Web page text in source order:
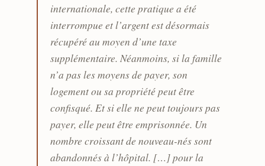
internationale, cette pratique a été
interrompue et l’argent est désormais
récupéré au moyen d’une taxe
supplémentaire. Néanmoins, si la famille
n’a pas les moyens de payer, son
logement ou sa propriété peut être
confisqué. Et si elle ne peut toujours pas
payer, elle peut être emprisonnée. Un
nombre croissant de nouveau-nés sont
abandonnés à l’hôpital. […] pour la